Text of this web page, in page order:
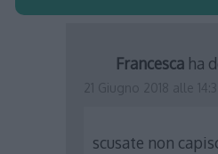
Francesca ha
scusate non